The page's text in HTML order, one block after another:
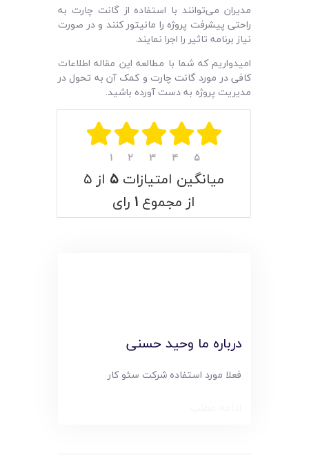
مدیران می‌توانند با استفاده از گانت چارت به
راحتی پیشرفت پروژه را مانیتور کنند و در صورت
نیاز برنامه تاثیر را اجرا نمایند.
امیدواریم که شما با مطالعه این مقاله اطلاعات
کافی در مورد گانت چارت و کمک آن به تحول در
مدیریت پروژه به دست آورده باشید.
۱ ۲ ۳ ۴ ۵
میانگین امتیازات ۵ از ۵
از مجموع ۱ رای
درباره ما وحید حسنی
فعلا مورد استفاده شرکت سئو کار